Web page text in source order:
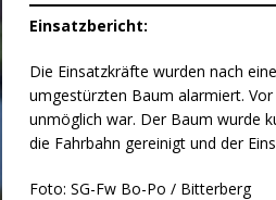
Einsatzbericht:
Die Einsatzkräfte wurden nach
umgestürzten Baum alarmiert.
unmöglich war. Der Baum wurde
die Fahrbahn gereinigt und der
Foto: SG-Fw Bo-Po / Bitterberg